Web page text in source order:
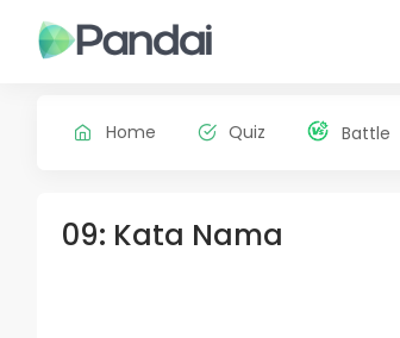
Home Quiz Battle
09: Kata Nama